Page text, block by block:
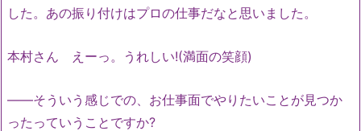
した。あの振り付けはプロの仕事だなと思いました。
本村さん えーっ。うれしい!(満面の笑顔)
――そういう感じでの、お仕事面でやりたいことが見つか
ったっていうことですか?